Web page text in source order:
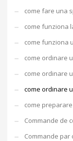
come fare una
come funziona
come funziona
come ordinare
come ordinare
come ordinare
come
Commande de
Commande